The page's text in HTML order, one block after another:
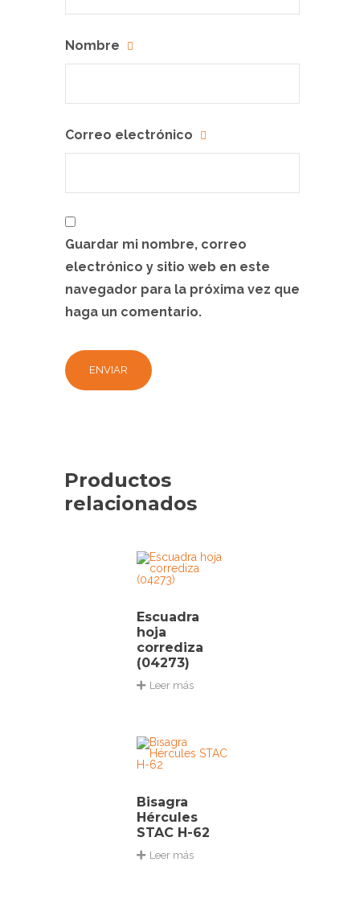
Nombre
Correo electrónico
Guardar mi nombre, correo
electrónico y sitio web en este
navegador para la próxima vez que
haga un comentario.
Productos
relacionados
Escuadra
hoja
corrediza
(04273)
Leer más
Bisagra
Hércules
STAC H-62
Leer más